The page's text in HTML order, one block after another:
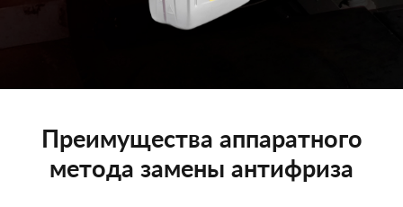
Преимущества аппаратного
метода замены антифриза